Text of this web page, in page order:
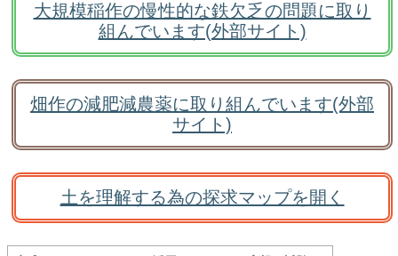
大規模稲作の慢性的な鉄欠乏の問題に取り
組んでいます(外部サイト)
畑作の減肥減農薬に取り組んでいます(外部
サイト)
土を理解する為の探求マップを開く